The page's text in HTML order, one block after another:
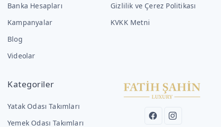
Banka Hesapları
Kampanyalar
Blog
Videolar
Gizlilik ve Çerez Politikası
KVKK Metni
Kategoriler
Yatak Odası Takımları
Yemek Odası Takımları